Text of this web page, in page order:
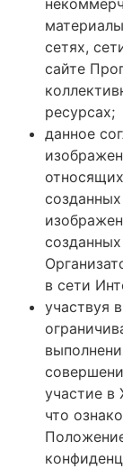
сетях,
сайте
ресурсах;
данное
в сети
участвуя
участие в
что